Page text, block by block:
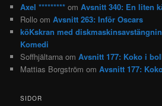
Axel ********* omAvsnitt 340: En liten
Rollo omAvsnitt 263: Inför Oscars
köKskran med
Komedi
Soffhjältarna omAvsnitt 177: Koko i
Mattias Borgström omAvsnitt 177:
SIDOR